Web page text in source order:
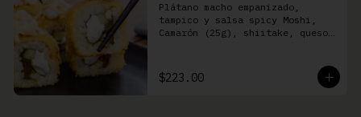
Plátano macho empanizado,
tampico y salsa spicy Moshi,
Camarón (25g), shiitake, queso
$223.00